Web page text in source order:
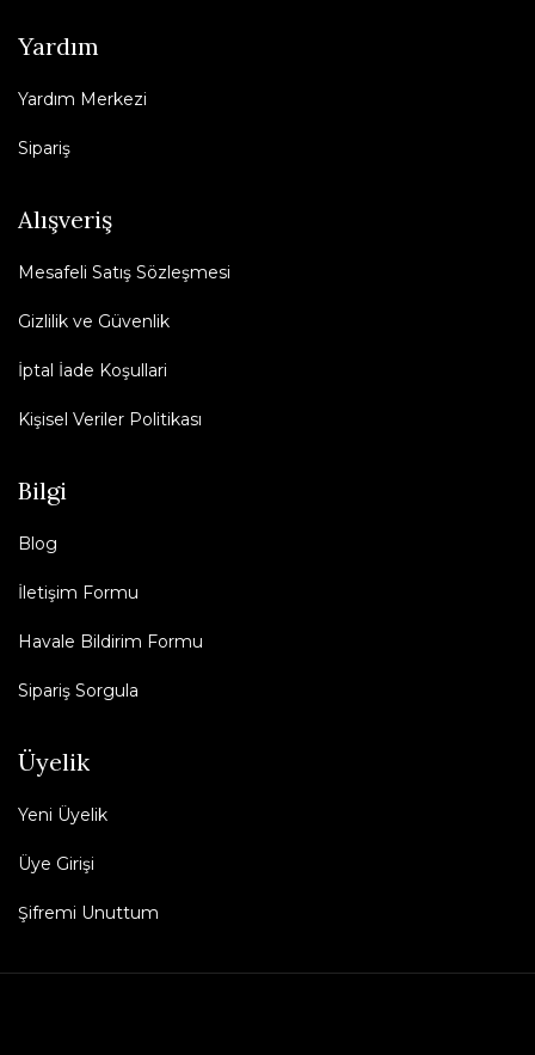
Yardım
Yardım Merkezi
Sipariş
Alışveriş
Mesafeli Satış Sözleşmesi
Gizlilik ve Güvenlik
İptal İade Koşullari
Kişisel Veriler Politikası
Bilgi
Blog
İletişim Formu
Havale Bildirim Formu
Sipariş Sorgula
Üyelik
Yeni Üyelik
Üye Girişi
Şifremi Unuttum